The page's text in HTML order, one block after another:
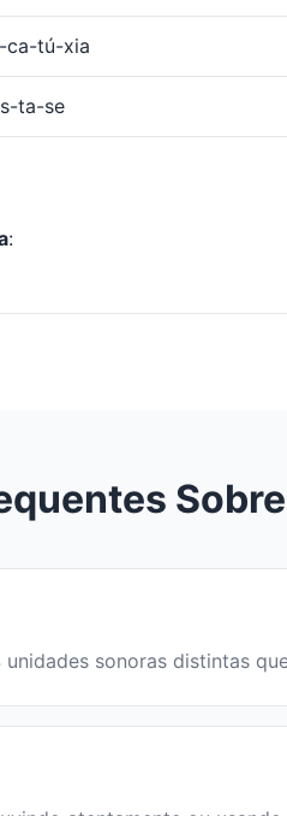
ca-tú-xia
ta-se
:
unidades sonoras distintas